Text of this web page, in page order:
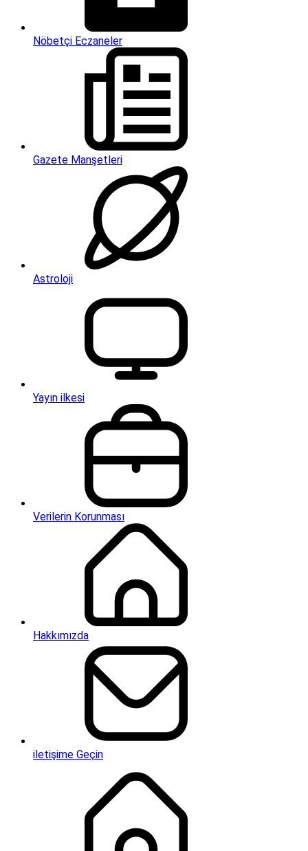
Nöbetçi Eczaneler
Gazete Manşetleri
Astroloji
Yayın ilkesi
Verilerin Korunması
Hakkımızda
iletişime Geçin